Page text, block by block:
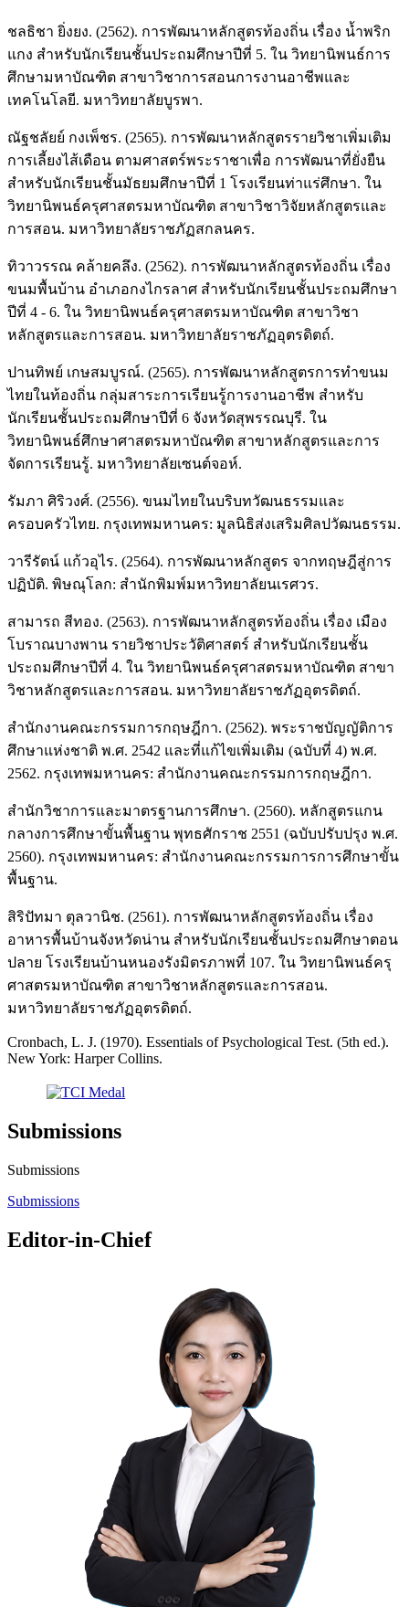
ชลธิชา ยิ่งยง. (2562). การพัฒนาหลักสูตรท้องถิ่น เรื่อง น้ำพริก
แกง สำหรับนักเรียนชั้นประถมศึกษาปีที่ 5. ใน วิทยานิพนธ์การ
ศึกษามหาบัณฑิต สาขาวิชาการสอนการงานอาชีพและ
เทคโนโลยี. มหาวิทยาลัยบูรพา.
ณัฐชลัยย์ กงเพ็ชร. (2565). การพัฒนาหลักสูตรรายวิชาเพิ่มเติม
การเลี้ยงไส้เดือน ตามศาสตร์พระราชาเพื่อ การพัฒนาที่ยั่งยืน
สำหรับนักเรียนชั้นมัธยมศึกษาปีที่ 1 โรงเรียนท่าแร่ศึกษา. ใน
วิทยานิพนธ์ครุศาสตรมหาบัณฑิต สาขาวิชาวิจัยหลักสูตรและ
การสอน. มหาวิทยาลัยราชภัฏสกลนคร.
ทิวาวรรณ คล้ายคลึง. (2562). การพัฒนาหลักสูตรท้องถิ่น เรื่อง
ขนมพื้นบ้าน อำเภอกงไกรลาศ สำหรับนักเรียนชั้นประถมศึกษา
ปีที่ 4 - 6. ใน วิทยานิพนธ์ครุศาสตรมหาบัณฑิต สาขาวิชา
หลักสูตรและการสอน. มหาวิทยาลัยราชภัฏอุตรดิตถ์.
ปานทิพย์ เกษสมบูรณ์. (2565). การพัฒนาหลักสูตรการทำขนม
ไทยในท้องถิ่น กลุ่มสาระการเรียนรู้การงานอาชีพ สำหรับ
นักเรียนชั้นประถมศึกษาปีที่ 6 จังหวัดสุพรรณบุรี. ใน
วิทยานิพนธ์ศึกษาศาสตรมหาบัณฑิต สาขาหลักสูตรและการ
จัดการเรียนรู้. มหาวิทยาลัยเซนต์จอห์.
รัมภา ศิริวงศ์. (2556). ขนมไทยในบริบทวัฒนธรรมและ
ครอบครัวไทย. กรุงเทพมหานคร: มูลนิธิส่งเสริมศิลปวัฒนธรรม.
วารีรัตน์ แก้วอุไร. (2564). การพัฒนาหลักสูตร จากทฤษฎีสู่การ
ปฏิบัติ. พิษณุโลก: สำนักพิมพ์มหาวิทยาลัยนเรศวร.
สามารถ สีทอง. (2563). การพัฒนาหลักสูตรท้องถิ่น เรื่อง เมือง
โบราณบางพาน รายวิชาประวัติศาสตร์ สำหรับนักเรียนชั้น
ประถมศึกษาปีที่ 4. ใน วิทยานิพนธ์ครุศาสตรมหาบัณฑิต สาขา
วิชาหลักสูตรและการสอน. มหาวิทยาลัยราชภัฏอุตรดิตถ์.
สำนักงานคณะกรรมการกฤษฎีกา. (2562). พระราชบัญญัติการ
ศึกษาแห่งชาติ พ.ศ. 2542 และที่แก้ไขเพิ่มเติม (ฉบับที่ 4) พ.ศ.
2562. กรุงเทพมหานคร: สำนักงานคณะกรรมการกฤษฎีกา.
สำนักวิชาการและมาตรฐานการศึกษา. (2560). หลักสูตรแกน
กลางการศึกษาขั้นพื้นฐาน พุทธศักราช 2551 (ฉบับปรับปรุง พ.ศ.
2560). กรุงเทพมหานคร: สำนักงานคณะกรรมการการศึกษาขั้น
พื้นฐาน.
สิริปัทมา ตุลวานิช. (2561). การพัฒนาหลักสูตรท้องถิ่น เรื่อง
อาหารพื้นบ้านจังหวัดน่าน สำหรับนักเรียนชั้นประถมศึกษาตอน
ปลาย โรงเรียนบ้านหนองรังมิตรภาพที่ 107. ใน วิทยานิพนธ์ครุ
ศาสตรมหาบัณฑิต สาขาวิชาหลักสูตรและการสอน.
มหาวิทยาลัยราชภัฏอุตรดิตถ์.
Cronbach, L. J. (1970). Essentials of Psychological Test. (5th ed.).
New York: Harper Collins.
Submissions
Submissions
Submissions
Editor-in-Chief